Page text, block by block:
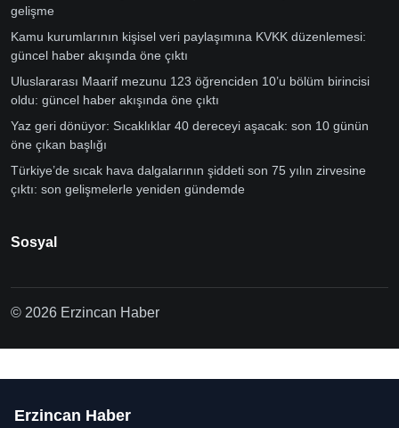
gelişme
Kamu kurumlarının kişisel veri paylaşımına KVKK düzenlemesi:
güncel haber akışında öne çıktı
Uluslararası Maarif mezunu 123 öğrenciden 10’u bölüm birincisi
oldu: güncel haber akışında öne çıktı
Yaz geri dönüyor: Sıcaklıklar 40 dereceyi aşacak: son 10 günün
öne çıkan başlığı
Türkiye’de sıcak hava dalgalarının şiddeti son 75 yılın zirvesine
çıktı: son gelişmelerle yeniden gündemde
Sosyal
© 2026 Erzincan Haber
Erzincan Haber